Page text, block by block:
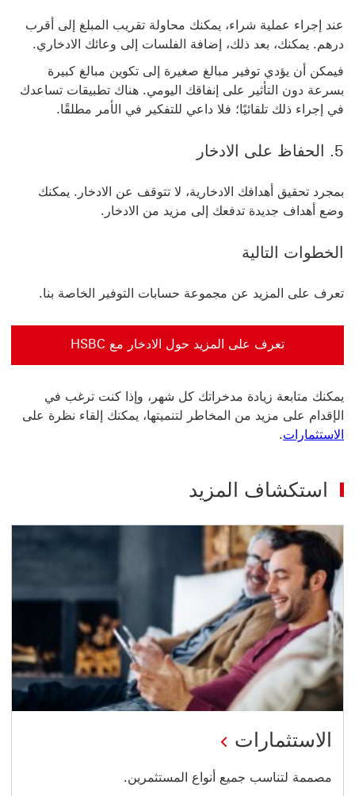
عند إجراء عملية شراء، يمكنك محاولة تقريب المبلغ إلى أقرب
درهم. يمكنك، بعد ذلك، إضافة الفلسات إلى وعائك الادخاري.
فيمكن أن يؤدي توفير مبالغ صغيرة إلى تكوين مبالغ كبيرة
بسرعة دون التأثير على إنفاقك اليومي. هناك تطبيقات تساعدك
في إجراء ذلك تلقائيًا؛ فلا داعي للتفكير في الأمر مطلقًا.
5. الحفاظ على الادخار
بمجرد تحقيق أهدافك الادخارية، لا تتوقف عن الادخار. يمكنك
وضع أهداف جديدة تدفعك إلى مزيد من الادخار.
الخطوات التالية
تعرف على المزيد عن مجموعة حسابات التوفير الخاصة بنا.
تعرف على المزيد حول الادخار مع HSBC
يمكنك متابعة زيادة مدخراتك كل شهر، وإذا كنت ترغب في
الإقدام على مزيد من المخاطر لتنميتها، يمكنك إلقاء نظرة على
الاستثمارات.
استكشاف المزيد
الاستثمارات
مصممة لتناسب جميع أنواع المستثمرين.